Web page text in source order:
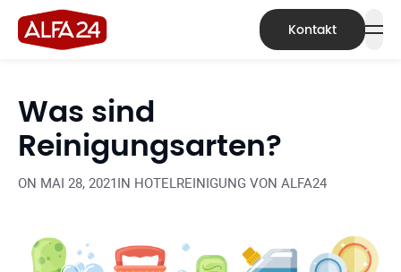
Kontakt
Was sind
Reinigungsarten?
ON MAI 28, 2021IN HOTELREINIGUNG VON ALFA24